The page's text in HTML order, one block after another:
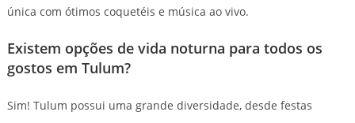
única com ótimos coquetéis e música ao vivo.
Existem opções de vida noturna para todos os
gostos em Tulum?
Sim! Tulum possui uma grande diversidade, desde festas